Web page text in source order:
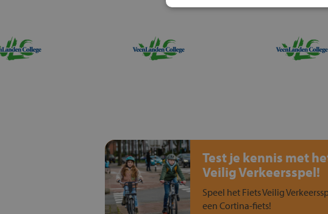
Test je kennis met
Veilig Verkeersspel!
Speel het Fiets Veilig
een Cortina-fiets!